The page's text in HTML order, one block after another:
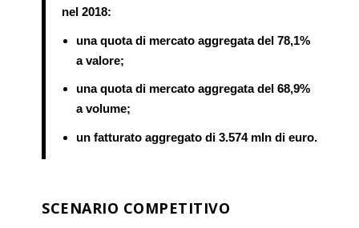
nel 2018:
una quota di mercato aggregata del 78,1%
a valore;
una quota di mercato aggregata del 68,9%
a volume;
un fatturato aggregato di 3.574 mln di euro.
SCENARIO COMPETITIVO